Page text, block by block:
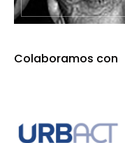
Colaboramos con